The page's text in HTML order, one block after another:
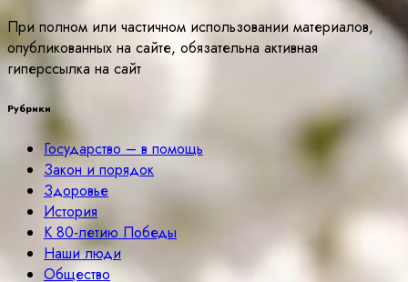
При полном или частичном использовании материалов,
опубликованных на сайте, обязательна активная
гиперссылка на сайт
Рубрики
Государство – в помощь
Закон и порядок
Здоровье
История
К 80-летию Победы
Наши люди
Общество